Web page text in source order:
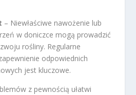
– Niewłaściwe nawożenie lub
w doniczce mogą prowadzić
rośliny. Regularne
odpowiednich
jest kluczowe.
z pewnością ułatwi